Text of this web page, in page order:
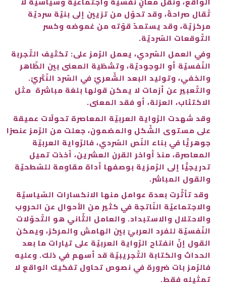
تُقال صراحةً، وقد تحوّل من تزيين إلى بنيّة سرديّة
مركزيّة، وقد يستمدّ قوّته من غموضه وكسر
التّوقعات السّرديّة.
وفي العمل السّردي، يعمل الرّمز على: تكثيف التّجربة
النّفسيّة أو الوجوديّة، وتشظية المعنى بين الظّاهر
والخفي، وتوليد البعد الشّعريّ في السّرد النّثريّ.
والتّعبير عن أزمات لا يمكن قولها بلغة مباشرة مثل
الاكتئاب، العزلة، أو فقد المعنى.
وقد شهدت الرّواية العربيّة المعاصرة تحولّات عميقة
على مستوى الشّكل والمضمون، جعلت من الرّمز عنصرًا
جوهريًّا في بناء النّص السّردي، فالرّواية العربيّة
المعاصرة، منذ أواخر القرن العشرين، أخذت تميل
تدريجيًّا إلى الرّمزية بوصفها أداة مقاومة للسّطحيّة
والقول المباشر.
وقد تأثّرت بعدة عوامل منها الانكسارات السّياسيّة
والاجتماعيّة النّاتجة في كثير من الأحوال عن الحروب
والاحتلال والاستبداد. والعامل الثّاني هو التّحوّلات
النّفسيّة للفرد العربيّ بين الهامش والمركز، ويمكن
القول إنّ انفتاح الرّواية العربيّة على تيارات ما بعد
الحداث والكتابة التّجريبيّة قد أسهم في ذلك. وعليه
فالرّمز بات ضرورة في نصوص تحاول تفكيك الواقع لا
تمثيله فقط.